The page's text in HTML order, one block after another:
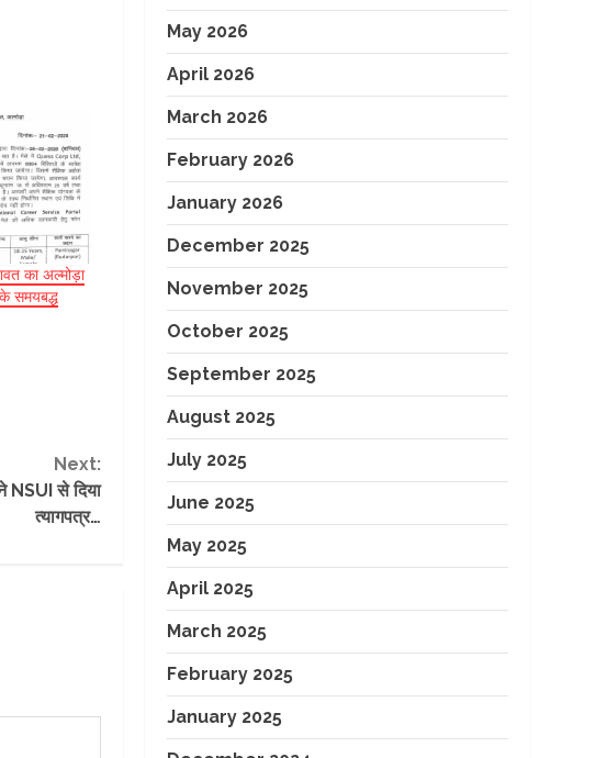
का अल्मोड़ा
समयबद्ध
Next:
NSUI से दिया
त्यागपत्र…
May 2026
April 2026
March 2026
February 2026
January 2026
December 2025
November 2025
October 2025
September 2025
August 2025
July 2025
June 2025
May 2025
April 2025
March 2025
February 2025
January 2025